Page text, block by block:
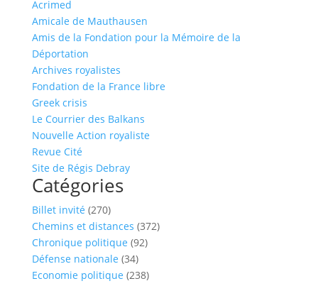
Acrimed
Amicale de Mauthausen
Amis de la Fondation pour la Mémoire de la
Déportation
Archives royalistes
Fondation de la France libre
Greek crisis
Le Courrier des Balkans
Nouvelle Action royaliste
Revue Cité
Site de Régis Debray
Catégories
Billet invité (270)
Chemins et distances (372)
Chronique politique (92)
Défense nationale (34)
Economie politique (238)